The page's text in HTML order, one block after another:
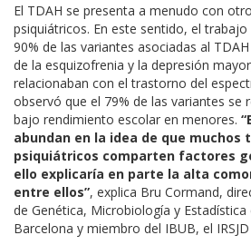
El TDAH se presenta a menudo con
psiquiátricos. En este sentido, el
90% de las variantes asociadas al
de la esquizofrenia y la depresión
relacionaban con el trastorno del
observó que el 79% de las variantes se
bajo rendimiento escolar en menores.
abundan en la idea de que muchos
psiquiátricos comparten factores
ello explicaría en parte la alta
entre ellos”, explica Bru Cormand,
de Genética, Microbiología y
Barcelona y miembro del IBUB, el IRSJD